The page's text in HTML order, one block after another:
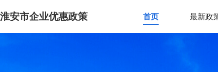
淮安市企业优惠政策 首页 最新政